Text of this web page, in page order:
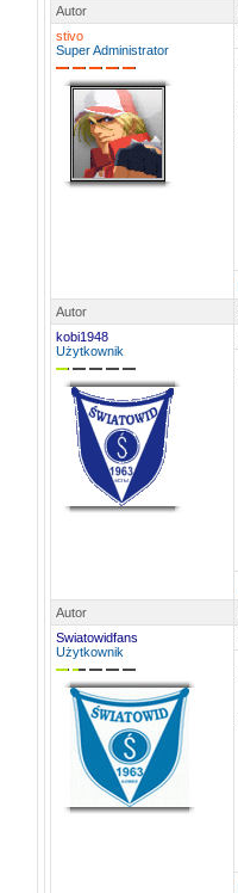
Autor
stivo
Super Administrator
Autor
kobi1948
Użytkownik
Autor
Swiatowidfans
Użytkownik